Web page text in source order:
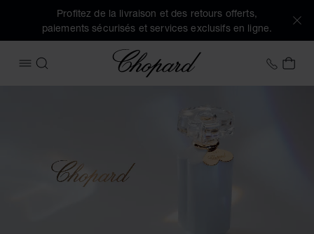
Profitez de la livraison et des retours offerts,
paiements sécurisés et services exclusifs en ligne.
OUVRIR LE MENU
RECHERCHER
Chopard +33